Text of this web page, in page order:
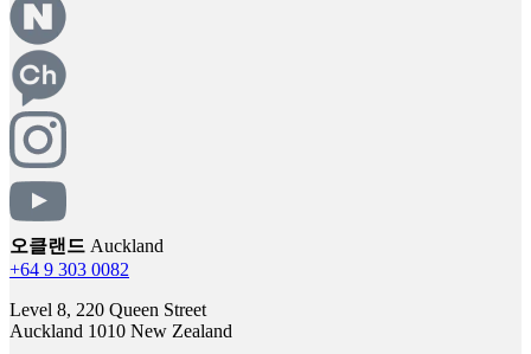
이용약관
오클랜드Auckland
+64 9 303 0082